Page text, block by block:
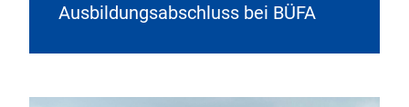
Ausbildungsabschluss bei BÜFA